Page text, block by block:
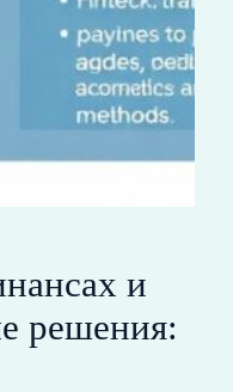
и
решения: